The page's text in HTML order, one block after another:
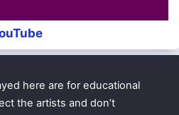
here are for educational
the artists and don’t